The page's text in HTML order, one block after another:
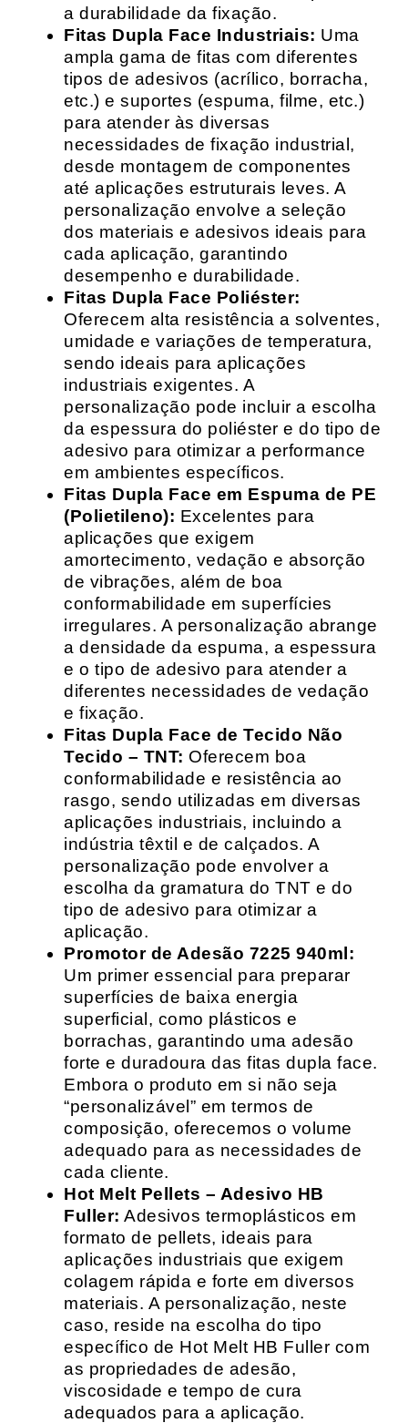
a durabilidade da fixação.
Fitas Dupla Face Industriais: Uma
ampla gama de fitas com diferentes
tipos de adesivos (acrílico, borracha,
etc.) e suportes (espuma, filme, etc.)
para atender às diversas
necessidades de fixação industrial,
desde montagem de componentes
até aplicações estruturais leves. A
personalização envolve a seleção
dos materiais e adesivos ideais para
cada aplicação, garantindo
desempenho e durabilidade.
Fitas Dupla Face Poliéster:
Oferecem alta resistência a solventes,
umidade e variações de temperatura,
sendo ideais para aplicações
industriais exigentes. A
personalização pode incluir a escolha
da espessura do poliéster e do tipo de
adesivo para otimizar a performance
em ambientes específicos.
Fitas Dupla Face em Espuma de PE
(Polietileno): Excelentes para
aplicações que exigem
amortecimento, vedação e absorção
de vibrações, além de boa
conformabilidade em superfícies
irregulares. A personalização abrange
a densidade da espuma, a espessura
e o tipo de adesivo para atender a
diferentes necessidades de vedação
e fixação.
Fitas Dupla Face de Tecido Não
Tecido – TNT: Oferecem boa
conformabilidade e resistência ao
rasgo, sendo utilizadas em diversas
aplicações industriais, incluindo a
indústria têxtil e de calçados. A
personalização pode envolver a
escolha da gramatura do TNT e do
tipo de adesivo para otimizar a
aplicação.
Promotor de Adesão 7225 940ml:
Um primer essencial para preparar
superfícies de baixa energia
superficial, como plásticos e
borrachas, garantindo uma adesão
forte e duradoura das fitas dupla face.
Embora o produto em si não seja
“personalizável” em termos de
composição, oferecemos o volume
adequado para as necessidades de
cada cliente.
Hot Melt Pellets – Adesivo HB
Fuller: Adesivos termoplásticos em
formato de pellets, ideais para
aplicações industriais que exigem
colagem rápida e forte em diversos
materiais. A personalização, neste
caso, reside na escolha do tipo
específico de Hot Melt HB Fuller com
as propriedades de adesão,
viscosidade e tempo de cura
adequados para a aplicação.